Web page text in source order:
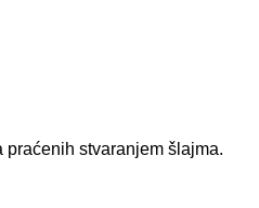
stvaranjem šlajma.